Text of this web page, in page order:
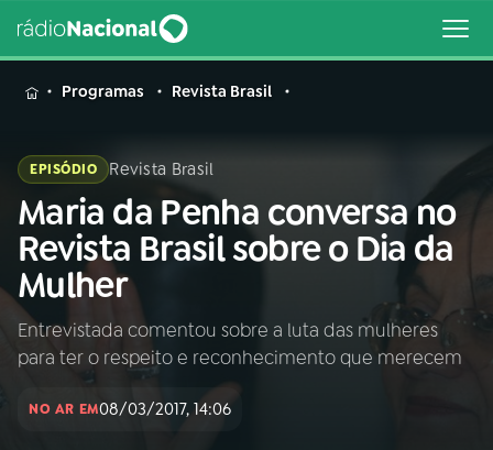
MENU
Buscar
na
Rádio
Nacional
Buscar
AO VIVO
INÍCIO
Programas Revista Brasil
EPISÓDIO Revista Brasil
Maria da Penha conversa no
Revista Brasil sobre o Dia da
Mulher
Entrevistada comentou sobre a luta das mulheres
para ter o respeito e reconhecimento que merecem
NO AR EM08/03/2017, 14:06